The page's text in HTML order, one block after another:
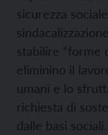
sicurezza
stabilire “forme
eliminino il
umani e lo
richiesta di
dalle basi sociali.